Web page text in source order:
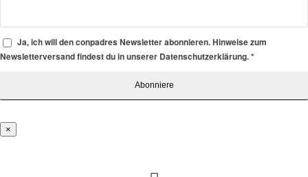
Ja, ich will den conpadres Newsletter abonnieren. Hinweise zum
Newsletterversand findest du in unserer Datenschutzerklärung.*
×